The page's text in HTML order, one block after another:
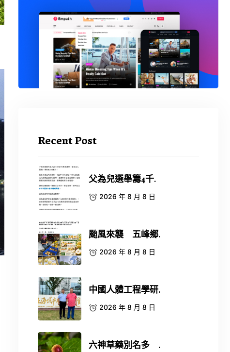
Recent Post
父為兒選舉籌4千.
2026 年 8 月 8 日
颱風來襲 五峰鄉.
2026 年 8 月 8 日
中國人體工程學研.
2026 年 8 月 8 日
六神草藥別名多 .